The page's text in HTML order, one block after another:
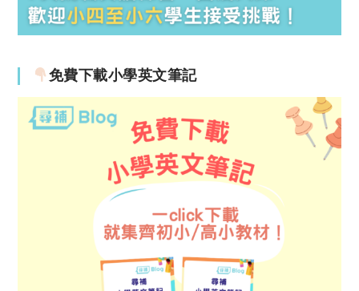
免費下載小學英文筆記